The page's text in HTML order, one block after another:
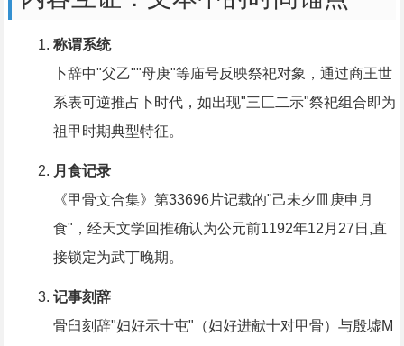
称谓系统
卜辞中"父乙""母庚"等庙号反映祭祀对象，通过商王世
系表可逆推占卜时代，如出现"三匚二示"祭祀组合即为
祖甲时期典型特征。
月食记录
《甲骨文合集》第33696片记载的"己未夕皿庚申月
食"，经天文学回推确认为公元前1192年12月27日,直
接锁定为武丁晚期。
记事刻辞
骨臼刻辞"妇好示十屯"（妇好进献十对甲骨）与殷墟M